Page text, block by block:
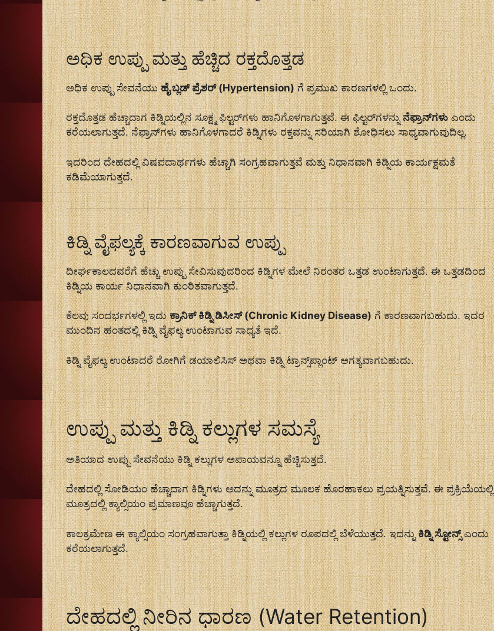
ಅಧಿಕ ಉಪ್ಪು ಮತ್ತು ಹೆಚ್ಚಿದ ರಕ್ತದೊತ್ತಡ
ಅಧಿಕ ಉಪ್ಪು ಸೇವನೆಯುಹೈ ಬ್ಲಡ್ ಪ್ರೆಶರ್ (Hypertension)ಗೆ ಪ್ರಮುಖ ಕಾರಣಗಳಲ್ಲಿ ಒಂದು.
ರಕ್ತದೊತ್ತಡ ಹೆಚ್ಚಾದಾಗ ಕಿಡ್ನಿಯಲ್ಲಿನ ಸೂಕ್ಷ್ಮ ಫಿಲ್ಟರ್‌ಗಳು ಹಾನಿಗೊಳಗಾಗುತ್ತವೆ. ಈ ಫಿಲ್ಟರ್‌ಗಳನ್ನುನೆಫ್ರಾನ್‌ಗಳುಎಂದು
ಕರೆಯಲಾಗುತ್ತದೆ. ನೆಫ್ರಾನ್‌ಗಳು ಹಾನಿಗೊಳಗಾದರೆ ಕಿಡ್ನಿಗಳು ರಕ್ತವನ್ನು ಸರಿಯಾಗಿ ಶೋಧಿಸಲು ಸಾಧ್ಯವಾಗುವುದಿಲ್ಲ.
ಇದರಿಂದ ದೇಹದಲ್ಲಿ ವಿಷಪದಾರ್ಥಗಳು ಹೆಚ್ಚಾಗಿ ಸಂಗ್ರಹವಾಗುತ್ತವೆ ಮತ್ತು ನಿಧಾನವಾಗಿ ಕಿಡ್ನಿಯ ಕಾರ್ಯಕ್ಷಮತೆ
ಕಡಿಮೆಯಾಗುತ್ತದೆ.
ಕಿಡ್ನಿ ವೈಫಲ್ಯಕ್ಕೆ ಕಾರಣವಾಗುವ ಉಪ್ಪು
ದೀರ್ಘಕಾಲದವರೆಗೆ ಹೆಚ್ಚು ಉಪ್ಪು ಸೇವಿಸುವುದರಿಂದ ಕಿಡ್ನಿಗಳ ಮೇಲೆ ನಿರಂತರ ಒತ್ತಡ ಉಂಟಾಗುತ್ತದೆ. ಈ ಒತ್ತಡದಿಂದ
ಕಿಡ್ನಿಯ ಕಾರ್ಯ ನಿಧಾನವಾಗಿ ಕುಂಠಿತವಾಗುತ್ತದೆ.
ಕೆಲವು ಸಂದರ್ಭಗಳಲ್ಲಿ ಇದುಕ್ರಾನಿಕ್ ಕಿಡ್ನಿ ಡಿಸೀಸ್ (Chronic Kidney Disease)ಗೆ ಕಾರಣವಾಗಬಹುದು. ಇದರ
ಮುಂದಿನ ಹಂತದಲ್ಲಿ ಕಿಡ್ನಿ ವೈಫಲ್ಯ ಉಂಟಾಗುವ ಸಾಧ್ಯತೆ ಇದೆ.
ಕಿಡ್ನಿ ವೈಫಲ್ಯ ಉಂಟಾದರೆ ರೋಗಿಗೆ ಡಯಾಲಿಸಿಸ್ ಅಥವಾ ಕಿಡ್ನಿ ಟ್ರಾನ್ಸ್‌ಪ್ಲಾಂಟ್ ಅಗತ್ಯವಾಗಬಹುದು.
ಉಪ್ಪು ಮತ್ತು ಕಿಡ್ನಿ ಕಲ್ಲುಗಳ ಸಮಸ್ಯೆ
ಅತಿಯಾದ ಉಪ್ಪು ಸೇವನೆಯು ಕಿಡ್ನಿ ಕಲ್ಲುಗಳ ಅಪಾಯವನ್ನೂ ಹೆಚ್ಚಿಸುತ್ತದೆ.
ದೇಹದಲ್ಲಿ ಸೋಡಿಯಂ ಹೆಚ್ಚಾದಾಗ ಕಿಡ್ನಿಗಳು ಅದನ್ನು ಮೂತ್ರದ ಮೂಲಕ ಹೊರಹಾಕಲು ಪ್ರಯತ್ನಿಸುತ್ತವೆ. ಈ ಪ್ರಕ್ರಿಯೆಯಲ್ಲಿ
ಮೂತ್ರದಲ್ಲಿ ಕ್ಯಾಲ್ಸಿಯಂ ಪ್ರಮಾಣವೂ ಹೆಚ್ಚಾಗುತ್ತದೆ.
ಕಾಲಕ್ರಮೇಣ ಈ ಕ್ಯಾಲ್ಸಿಯಂ ಸಂಗ್ರಹವಾಗುತ್ತಾ ಕಿಡ್ನಿಯಲ್ಲಿ ಕಲ್ಲುಗಳ ರೂಪದಲ್ಲಿ ಬೆಳೆಯುತ್ತದೆ. ಇದನ್ನುಕಿಡ್ನಿ ಸ್ಟೋನ್ಸ್ಎಂದು
ಕರೆಯಲಾಗುತ್ತದೆ.
ದೇಹದಲ್ಲಿ ನೀರಿನ ಧಾರಣ (Water Retention)